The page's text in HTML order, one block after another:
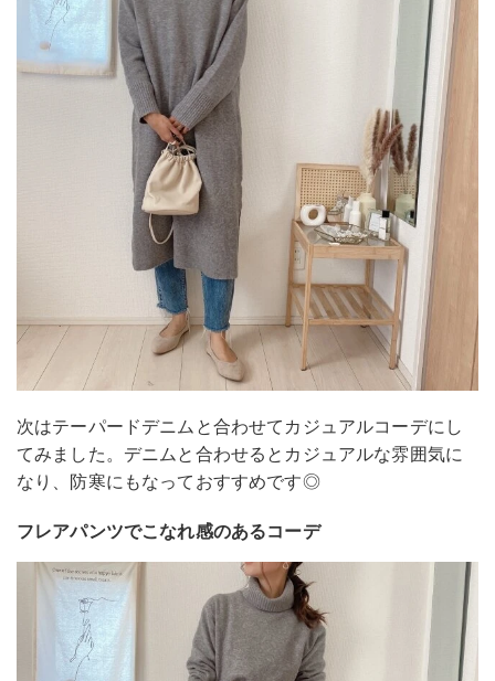
次はテーパードデニムと合わせてカジュアルコーデにし
てみました。デニムと合わせるとカジュアルな雰囲気に
なり、防寒にもなっておすすめです◎
フレアパンツでこなれ感のあるコーデ